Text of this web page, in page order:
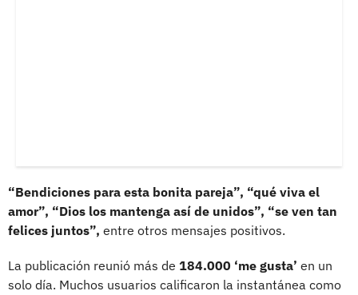
“Bendiciones para esta bonita pareja”, “qué viva el
amor”, “Dios los mantenga así de unidos”, “se ven tan
felices juntos”, entre otros mensajes positivos.
La publicación reunió más de 184.000 ‘me gusta’ en un
solo día. Muchos usuarios calificaron la instantánea como